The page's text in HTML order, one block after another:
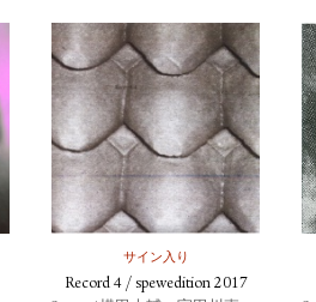
サイン入り
Record 4 / spewedition 2017